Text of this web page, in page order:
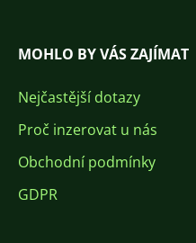
MOHLO BY VÁS ZAJÍMAT
Nejčastější dotazy
Proč inzerovat u nás
Obchodní podmínky
GDPR